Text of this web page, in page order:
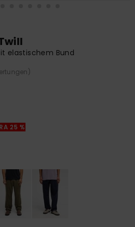
Sie
häufigsten
sowie
ansehen
elastischem Bund
25 %